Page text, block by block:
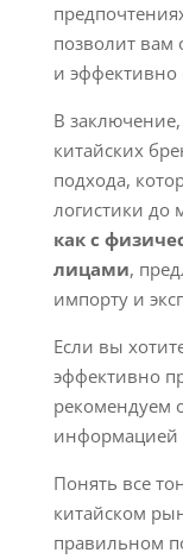
позволит вам
и эффективно
В
китайских
подхода,
логистики до
как с
лицами,
импорту и
Если вы
эффективно
рекомендуем
информацией
Понять все
китайском
правильном